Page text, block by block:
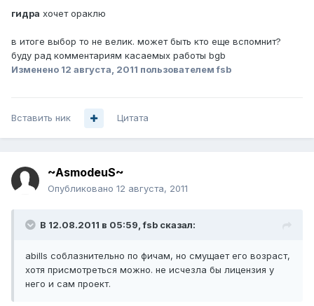
гидра хочет ораклю
в итоге выбор то не велик. может быть кто еще вспомнит?
буду рад комментариям касаемых работы bgb
Изменено 12 августа, 2011 пользователем fsb
Вставить ник Цитата
~AsmodeuS~
Опубликовано 12 августа, 2011
В 12.08.2011 в 05:59, fsb сказал:
abills соблазнительно по фичам, но смущает его возраст,
хотя присмотреться можно. не исчезла бы лицензия у
него и сам проект.